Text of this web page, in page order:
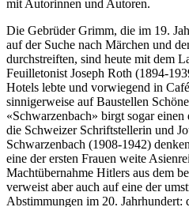
mit Autorinnen und Autoren.
Die Gebrüder Grimm, die im 19.
auf der Suche nach Märchen und
durchstreiften, sind heute mit dem
Feuilletonist Joseph Roth (1894-
Hotels lebte und vorwiegend in
sinnigerweise auf Baustellen
«Schwarzenbach» birgt sogar
die Schweizer Schriftstellerin und
Schwarzenbach (1908-1942)
eine der ersten Frauen weite
Machtübernahme Hitlers aus dem
verweist aber auch auf eine der
Abstimmungen im 20.